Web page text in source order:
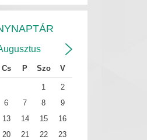
Cs P Szo V
1
2
6 7 8
9
13 14 15
16
20 21 22
23